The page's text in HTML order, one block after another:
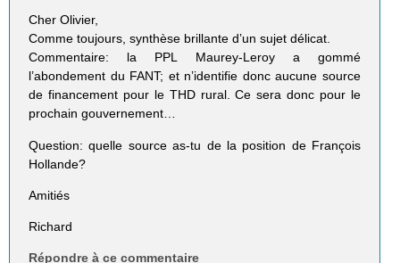
Cher Olivier,
Comme toujours, synthèse brillante d’un sujet délicat.
Commentaire: la PPL Maurey-Leroy a gommé
l’abondement du FANT; et n’identifie donc aucune source
de financement pour le THD rural. Ce sera donc pour le
prochain gouvernement…
Question: quelle source as-tu de la position de François
Hollande?
Amitiés
Richard
Répondre à ce commentaire